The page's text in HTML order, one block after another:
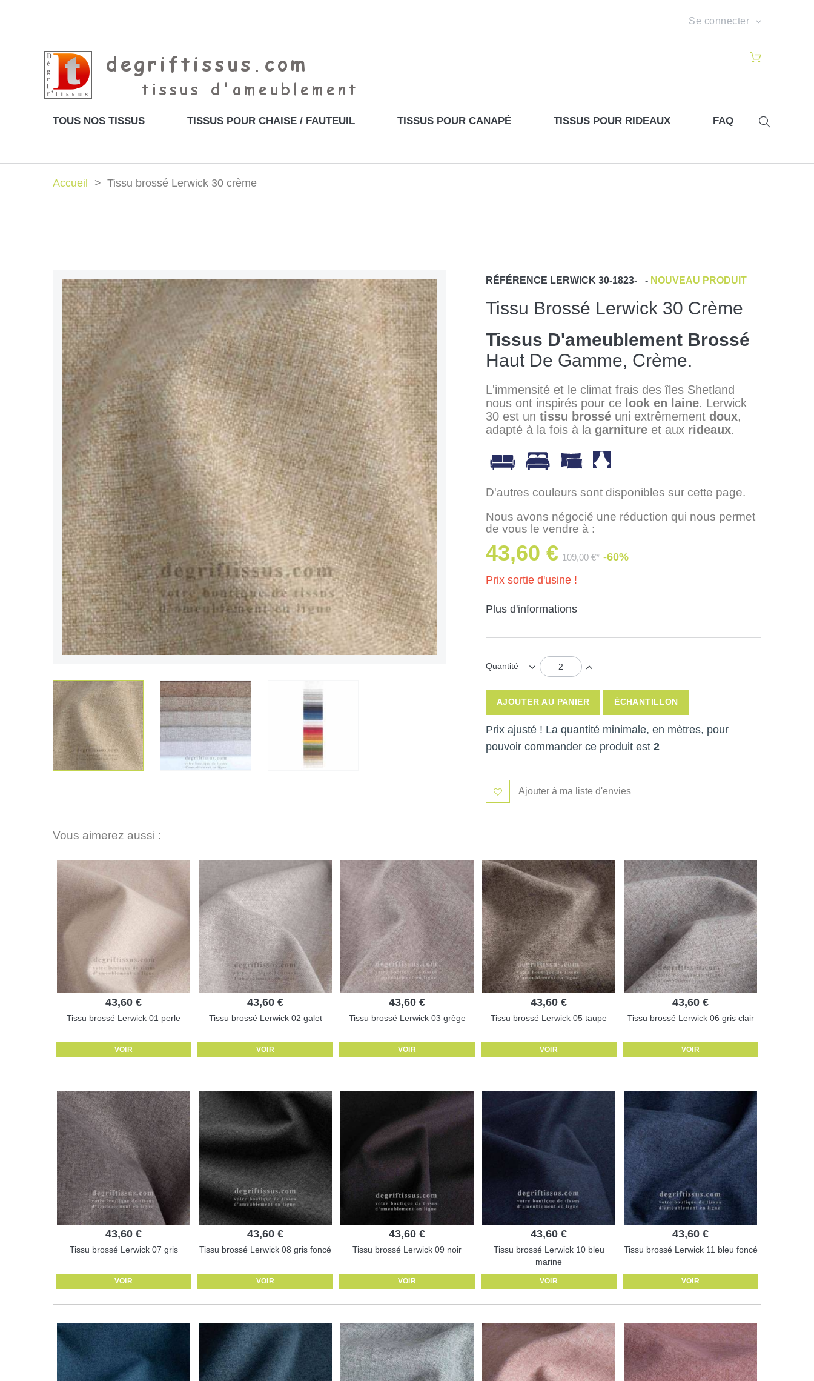
Se connecter
TOUS NOS TISSUS TISSUS POUR CHAISE / FAUTEUIL TISSUS POUR CANAPÉ TISSUS POUR RIDEAUX FAQ
Accueil Tissu brossé Lerwick 30 crème
RÉFÉRENCE LERWICK 30-1823- - NOUVEAU PRODUIT
Tissu Brossé Lerwick 30 Crème
Tissus D'ameublement Brossé
Haut De Gamme, Crème.
L'immensité et le climat frais des îles Shetland
nous ont inspirés pour ce look en laine. Lerwick
30 est un tissu brosséuni extrêmement doux,
adapté à la fois à la garnitureet aux rideaux.
D'autres couleurs sont disponibles sur cette page.
Nous avons négocié une réduction qui nous permet
de vous le vendre à :
43,60 € 109,00 €* -60%
Prix sortie d'usine !
Plus d'informations
Quantité
AJOUTER AU PANIER ÉCHANTILLON
Prix ajusté ! La quantité minimale, en mètres, pour
pouvoir commander ce produit est 2
Ajouter à ma liste d'envies
Vous aimerez aussi :
43,60 €
Tissu brossé Lerwick 01 perle
VOIR
43,60 €
Tissu brossé Lerwick 02 galet
VOIR
43,60 €
Tissu brossé Lerwick 03 grège
VOIR
43,60 €
Tissu brossé Lerwick 05 taupe
VOIR
43,60 €
Tissu brossé Lerwick 06 gris clair
VOIR
43,60 €
Tissu brossé Lerwick 07 gris
VOIR
43,60 €
Tissu brossé Lerwick 08 gris foncé
VOIR
43,60 €
Tissu brossé Lerwick 09 noir
VOIR
43,60 €
Tissu brossé Lerwick 10 bleu
marine
VOIR
43,60 €
Tissu brossé Lerwick 11 bleu foncé
VOIR